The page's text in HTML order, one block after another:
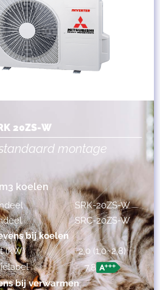
20ZS-W
montage
koelen
SRK-20ZS-W
SRC-20ZS-W
bij koelen
(kW)
2,0 (1,0~2,8)
7,8
bij verwarmen